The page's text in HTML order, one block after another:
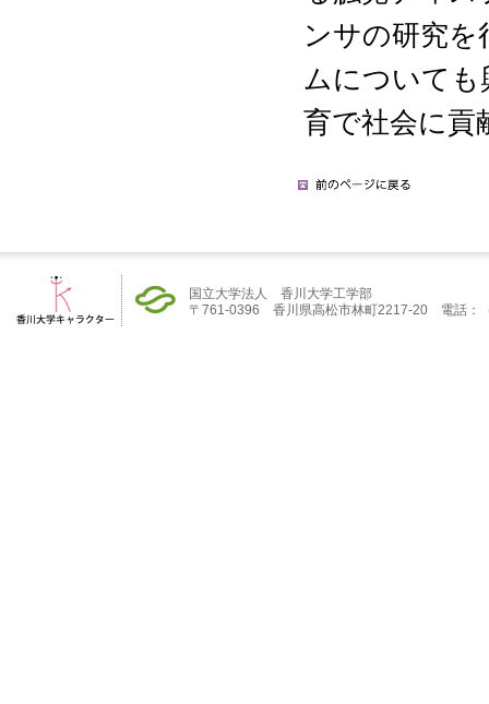
ンサの研究
ムについても
育で社会に貢
国立大学法人 香川大学工学部
〒761-0396 香川県高松市林町2217-20 電話：